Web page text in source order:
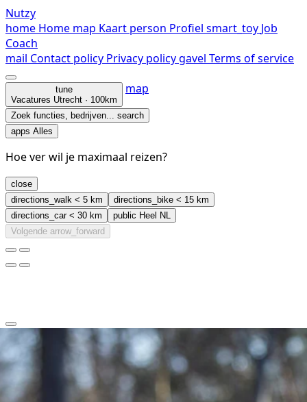
Nutzy
home Home map Kaart person Profiel smart_toy Job
Coach
mail Contact policy Privacy policygavel Terms of service
tune
Vacatures Utrecht · 100km
map
Zoek functies, bedrijven... search
apps Alles
Hoe ver wil je maximaal reizen?
close
directions_walk < 5 km directions_bike < 15 km
directions_car< 30 km public Heel NL
Volgende arrow_forward
clear
arrow_back_ios_new
share